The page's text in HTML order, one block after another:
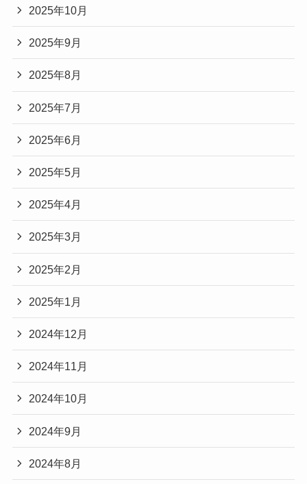
2025年10月
2025年9月
2025年8月
2025年7月
2025年6月
2025年5月
2025年4月
2025年3月
2025年2月
2025年1月
2024年12月
2024年11月
2024年10月
2024年9月
2024年8月